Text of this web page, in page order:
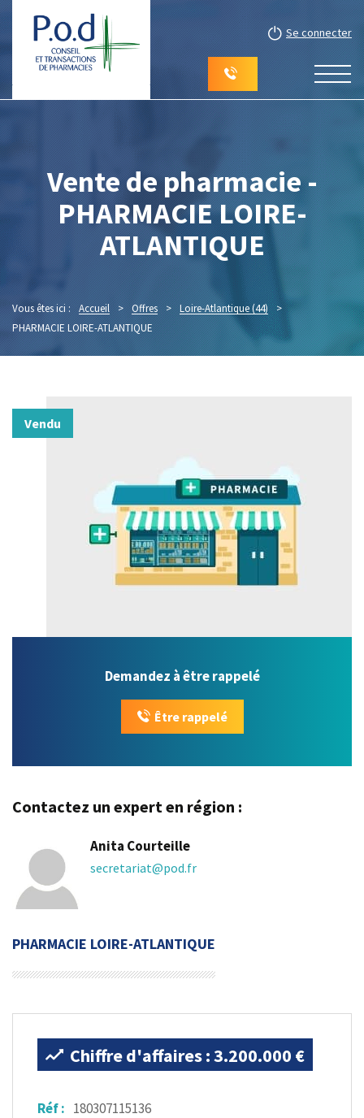
Se connecter
Vente de pharmacie -
PHARMACIE LOIRE-
ATLANTIQUE
Vous êtes ici : Accueil > Offres > Loire-Atlantique (44)
>
PHARMACIE LOIRE-ATLANTIQUE
Vendu
Demandez à être rappelé
Être rappelé
Contactez un expert en région :
Anita Courteille
secretariat@pod.fr
PHARMACIE LOIRE-ATLANTIQUE
Chiffre d'affaires : 3.200.000 €
Réf : 180307115136